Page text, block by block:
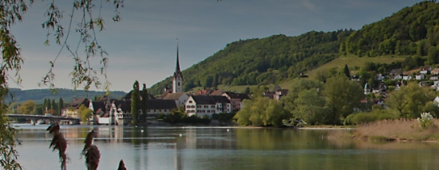
Trouvez des projets et des organisations
DE FR IT